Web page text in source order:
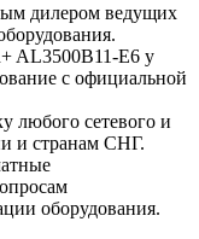
дилером ведущих
AL3500B11-E6 у
с официальной
любого сетевого и
и странам СНГ.
оборудования.